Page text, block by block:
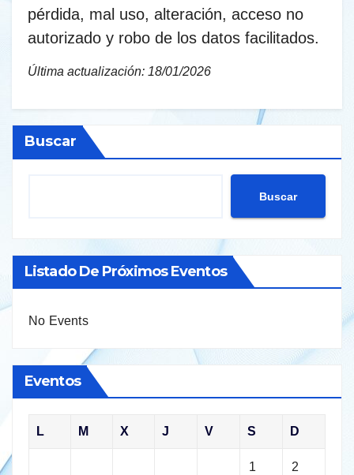
pérdida, mal uso, alteración, acceso no
autorizado y robo de los datos facilitados.
Última actualización: 18/01/2026
Buscar
Buscar
Listado De Próximos Eventos
No Events
Eventos
L M X J V S D
1 2